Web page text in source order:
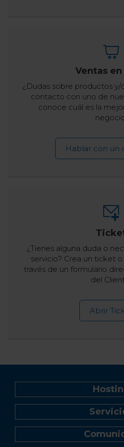
Ventas
¿Dudas sobre productos y/
contacto con uno de
conoce cuál es la
Hablar con un
¿Tienes alguna duda o
servicio? Crea un ticket
través de un formulario
del
Abrir
Web
Creador de
Reseller
Servidor
Registro de
Transferencia